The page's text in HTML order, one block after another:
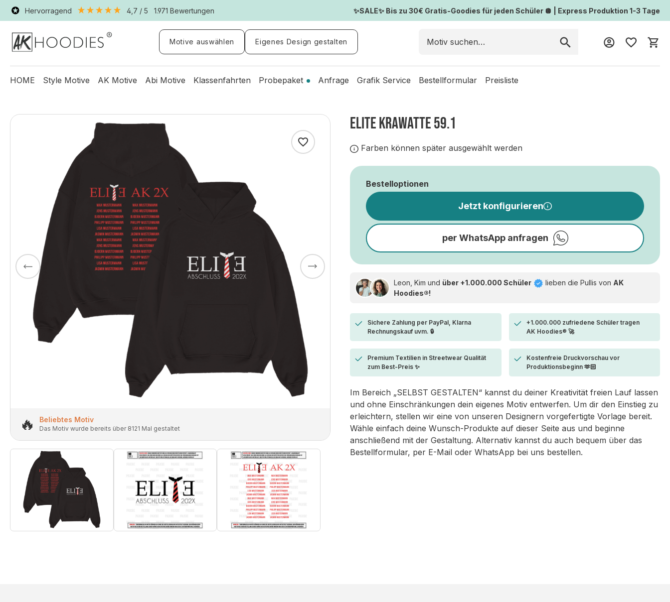
Hervorragend 4,7 / 5 1.971 Bewertungen ✨SALE✨ Bis zu 30€ Gratis-Goodies für jeden Schüler 🪩 | Express Produktion 1-3 Tage
Motive auswählen Eigenes Design gestalten
HOME Style Motive AK Motive Abi Motive Klassenfahrten Probepaket Anfrage Grafik Service Bestellformular Preisliste
🔥 Beliebtes Motiv
Das Motiv wurde bereits über 8121 Mal gestaltet
ELITE KRAWATTE 59.1
Farben können später ausgewählt werden
Bestelloptionen
Jetzt konfigurieren
per WhatsApp anfragen
Leon, Kim und über +1.000.000 Schüler lieben die Pullis von AK
Hoodies®!
Sichere Zahlung per PayPal, Klarna
Rechnungskauf uvm. 🔒
+1.000.000 zufriedene Schüler tragen
AK Hoodies® 🚀
Premium Textilien in Streetwear Qualität
zum Best-Preis ✨
Kostenfreie Druckvorschau vor
Produktionsbeginn 🫶🏻
Im Bereich „SELBST GESTALTEN“ kannst du deiner Kreativität freien Lauf lassen
und ohne Einschränkungen dein eigenes Motiv entwerfen. Um dir den Einstieg zu
erleichtern, stellen wir eine von unseren Designern vorgefertigte Vorlage bereit.
Wähle einfach deine Wunsch-Produkte auf dieser Seite aus und beginne
anschließend mit der Gestaltung. Alternativ kannst du auch bequem über das
Bestellformular, per E-Mail oder WhatsApp bei uns bestellen.